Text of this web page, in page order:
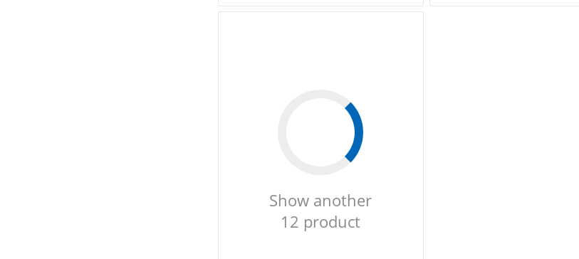
Show another
12 product